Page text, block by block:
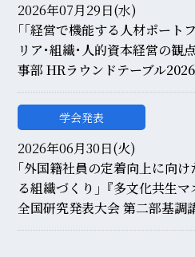
2026年07月29日(水)
｢｢経営で機能する人材ポート
リア･組織･人的資本経営の観
事部 HRラウンドテーブル2026
学会発表
2026年06月30日(火)
｢外国籍社員の定着向上に向
る組織づくり｣『多文化共生
全国研究発表大会 第二部基調